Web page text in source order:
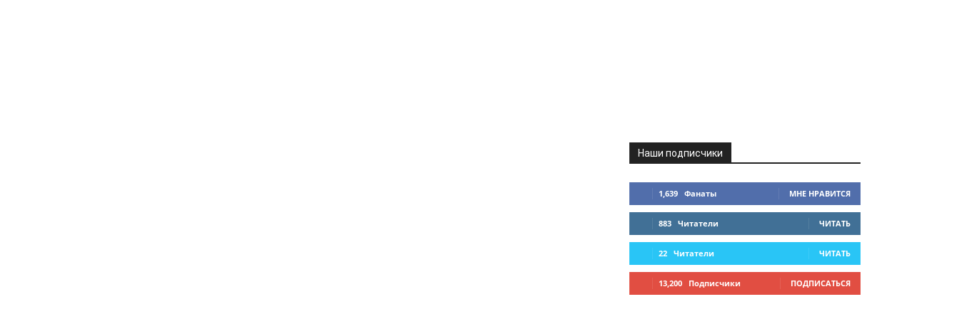
Наши подписчики
1,639 Фанаты МНЕ НРАВИТСЯ
883 Читатели ЧИТАТЬ
22 Читатели ЧИТАТЬ
13,200 Подписчики ПОДПИСАТЬСЯ